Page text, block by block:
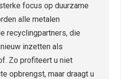
focus op duurzame
alle metalen
recyclingpartners, die
inzetten als
Zo profiteert u niet
opbrengst, maar draagt u